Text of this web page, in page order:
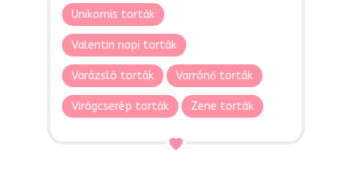
Unikornis torták
Valentin napi torták
Varázsló torták Varrónő torták
Virágcserép torták Zene torták